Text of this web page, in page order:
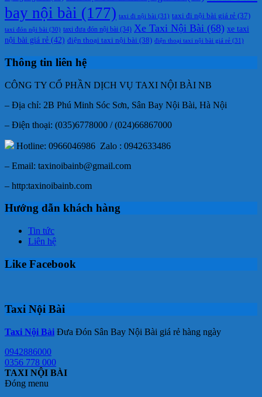
bay nội bài (177) taxi đi nội bài (31) taxi đi nội bài giá rẻ (37)
taxi đón nội bài (30) taxi đưa đón nội bài (34) Xe Taxi Nội Bài (68) xe taxi
nội bài giá rẻ (42) điện thoại taxi nội bài (38) điện thoại taxi nội bài giá rẻ (31)
Thông tin liên hệ
CÔNG TY CỔ PHẦN DỊCH VỤ TAXI NỘI BÀI NB
– Địa chỉ: 2B Phú Minh Sóc Sơn, Sân Bay Nội Bài, Hà Nội
– Điện thoại: (035)6778000 / (024)66867000
Hotline: 0966046986 Zalo : 0942633486
– Email: taxinoibainb@gmail.com
– http:taxinoibainb.com
Hướng dẫn khách hàng
Tin tức
Liên hệ
Like Facebook
Taxi Nội Bài
Taxi Nội Bài Đưa Đón Sân Bay Nội Bài giá rẻ hàng ngày
0942886000
0356 778 000
TAXI NỘI BÀI
Đóng menu